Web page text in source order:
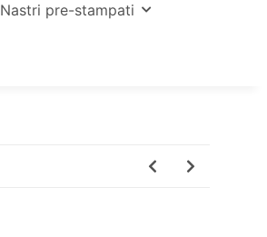
Nastri pre-stampati